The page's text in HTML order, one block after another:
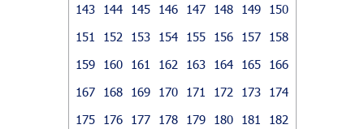
143
144 145 146 147 148 149
150
151
152 153 154 155 156 157
158
159
160 161 162 163 164 165
166
167
168 169 170 171 172 173
174
175
176 177 178 179 180 181
182